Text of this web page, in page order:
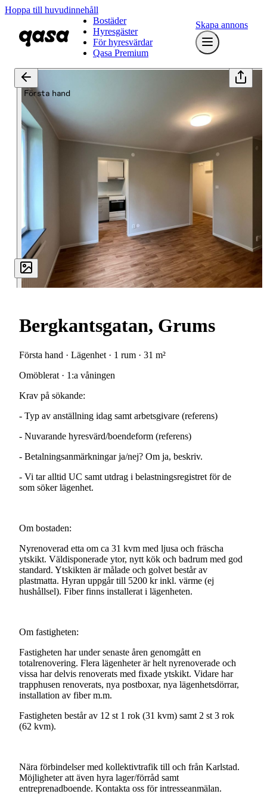
Hoppa till huvudinnehåll
Bostäder
Hyresgäster
För hyresvärdar
Qasa Premium
Skapa annons
Första hand
Bergkantsgatan, Grums
Första hand · Lägenhet · 1 rum · 31 m²
Omöblerat · 1:a våningen
Krav på sökande:
- Typ av anställning idag samt arbetsgivare (referens)
- Nuvarande hyresvärd/boendeform (referens)
- Betalningsanmärkningarja/nej? Om ja, beskriv.
- Vi taralltid UC samt utdrag i belastningsregistret förde
som sökerlägenhet.
Om bostaden:
Nyrenoverad etta om ca 31 kvm med ljusa och fräscha
ytskikt. Väldisponerade ytor, nytt kök och badrum med god
standard. Ytskikten ärmålade och golvet bestårav
plastmatta. Hyran uppgårtill 5200 krinkl. värme (ej
hushållsel). Fiberfinns installerat i lägenheten.
Om fastigheten:
Fastigheten harundersenaste åren genomgått en
totalrenovering. Flera lägenheterärhelt nyrenoverade och
vissa hardelvis renoverats med fixade ytskikt. Vidare har
trapphusen renoverats, nya postboxar, nya lägenhetsdörrar,
installation av fiberm.m.
Fastigheten bestårav 12 st 1 rok (31 kvm) samt 2 st 3 rok
(62 kvm).
Nära förbindelsermed kollektivtrafik till och från Karlstad.
Möjligheteratt även hyra lager/förråd samt
entreprenadboende. Kontakta oss förintresseanmälan.